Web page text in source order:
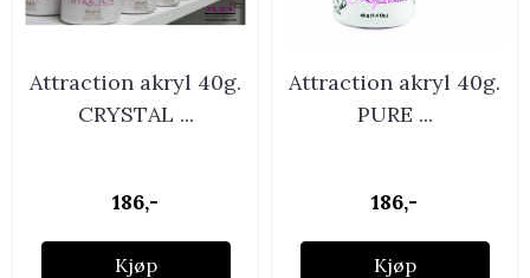
Attraction akryl 40g.
CRYSTAL ...
186,-
Kjøp
Attraction akryl 40g.
PURE ...
186,-
Kjøp